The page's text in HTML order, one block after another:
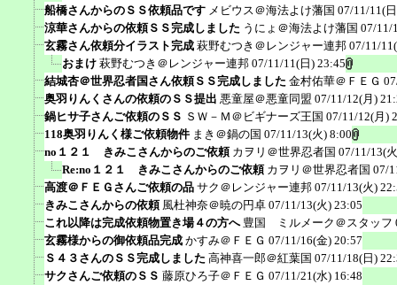
船橋さんからのＳＳ依頼品です メビウス＠海法よけ藩国 07/11/11(
涼華さんからの依頼ＳＳ完成しました うにょ＠海法よけ藩国 07/11/
玄霧さん依頼分イラスト完成 萩野むつき＠レンジャー連邦 07/11/
おまけ 萩野むつき＠レンジャー連邦 07/11/11(日) 23:45
結城杏＠世界忍者国さん依頼ＳＳ完成しました 金村佑華＠ＦＥＧ
奥羽りんくさんの依頼のＳＳ提出 悪童屋＠悪童同盟 07/11/12(月)
鍋ヒサ子さんご依頼のＳＳ ＳＷ－Ｍ＠ビギナーズ王国 07/11/12(月)
118奥羽りんく様ご依頼物件 まき＠鍋の国 07/11/13(火) 8:00
no１２１ きみこさんからのご依頼 カヲリ＠世界忍者国 07/11/13(
Re:no１２１ きみこさんからのご依頼 カヲリ＠世界忍者国 07/
高渡＠ＦＥＧさんご依頼の品 サク＠レンジャー連邦 07/11/13(火)
きみこさんからの依頼 風杜神奈＠暁の円卓 07/11/13(火) 23:05
これ以降は完成依頼物置き場４の方へ 豊国 ミルメーク＠スタッフ
玄霧様からの御依頼品完成 かすみ＠ＦＥＧ 07/11/16(金) 20:57
Ｓ４３さんのＳＳ完成しました 高神喜一郎＠紅葉国 07/11/18(日)
サクさんご依頼のＳＳ 藤原ひろ子＠ＦＥＧ 07/11/21(水) 16:48